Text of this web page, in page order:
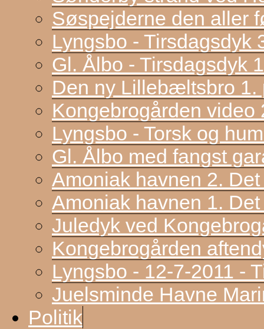
Søspejderne den aller
Lyngsbo - Tirsdagsdyk
Gl. Ålbo - Tirsdagsdyk
Den ny Lillebæltsbro 1.
Kongebrogården video
Lyngsbo - Torsk og
Gl. Ålbo med fangst
Amoniak havnen 2.
Amoniak havnen 1.
Juledyk ved
Kongebrogården
Lyngsbo - 12-7-2011 -
Juelsminde Havne
Politik